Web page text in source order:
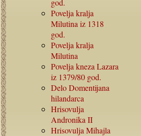
god.
Povelja kralja
Milutina iz 1318
god.
Povelja kralja
Milutina
Povelja kneza Lazara
iz 1379/80 god.
Delo Domentijana
hilandarca
Hrisovulja
Andronika II
Hrisovulja Mihajla